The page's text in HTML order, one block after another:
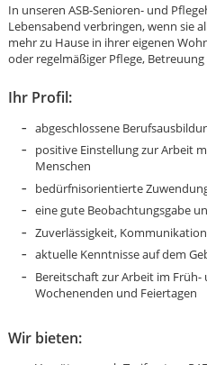
In unseren ASB-Senioren- und
Lebensabend verbringen, wenn sie
mehr zu Hause in ihrer eigenen
oder regelmäßiger Pflege,
Ihr Profil:
abgeschlossene
positive Einstellung zur Arbeit
Menschen
bedürfnisorientierte
eine gute Beobachtungsgabe
Zuverlässigkeit,
aktuelle Kenntnisse auf dem
Bereitschaft zur Arbeit im
Wochenenden und Feiertagen
Wir bieten: